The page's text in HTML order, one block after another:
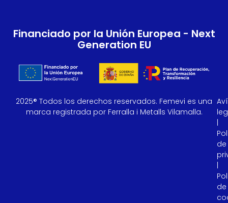
Financiado por la Unión Europea - Next
Generation EU
2025® Todos los derechos reservados. Femevi es una
marca registrada por Ferralla i Metalls Vilamalla.
|
de
|
de